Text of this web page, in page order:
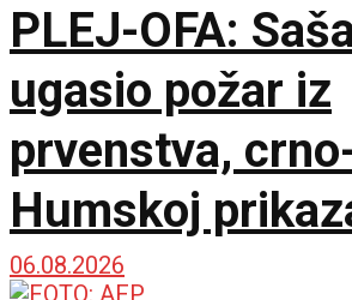
PLEJ-OFA:
ugasio požar iz
prvenstva,
Humskoj
najboljih sat
06.08.2026